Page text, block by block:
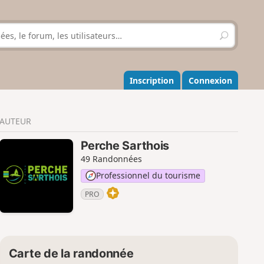
R
e
h
e
r
r
Inscription Connexion
AUTEUR
Perche Sarthois
49 Randonnées
Professionnel du tourisme
PRO
Carte de la randonnée